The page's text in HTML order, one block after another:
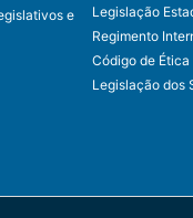
e
Legislação
Regimento
Código de Ética
Legislação dos